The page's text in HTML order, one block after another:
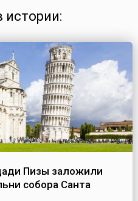
истории:
Пизы заложили
собора Санта